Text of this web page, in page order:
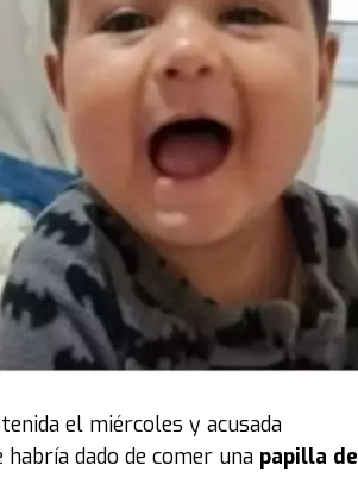
el miércoles y acusada
habría dado de comer una papilla de